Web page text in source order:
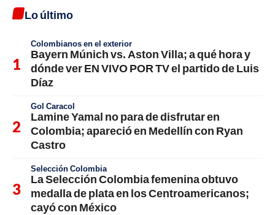
Lo último
Colombianos en el exterior
Bayern Múnich vs. Aston Villa; a qué hora y
dónde ver EN VIVO POR TV el partido de Luis
Díaz
Gol Caracol
Lamine Yamal no para de disfrutar en
Colombia; apareció en Medellín con Ryan
Castro
Selección Colombia
La Selección Colombia femenina obtuvo
medalla de plata en los Centroamericanos;
cayó con México